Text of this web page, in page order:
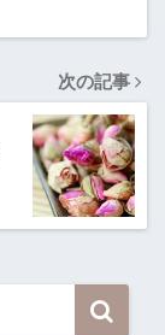
次の記事